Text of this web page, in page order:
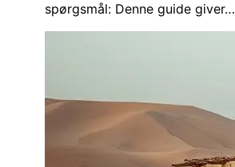
spørgsmål: Denne guide giver…